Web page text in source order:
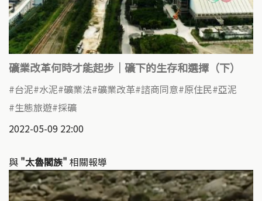
礦業改革何時才能起步｜礦下的生存和選擇（下）
台泥 水泥 礦業法 礦業改革 諮商同意 原住民 亞泥
生態旅遊 採礦
2022-05-09 22:00
與 "太魯閣族" 相關報導